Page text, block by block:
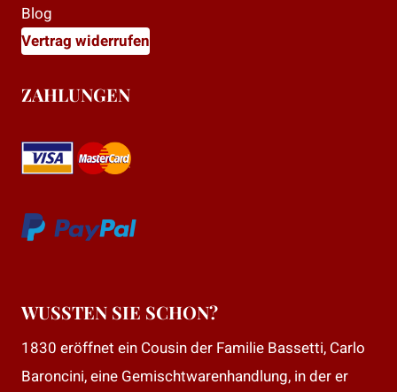
Blog
Vertrag widerrufen
ZAHLUNGEN
WUSSTEN SIE SCHON?
1830 eröffnet ein Cousin der Familie Bassetti, Carlo
Baroncini, eine Gemischtwarenhandlung, in der er